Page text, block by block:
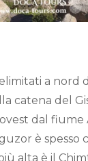
a nord
catena del
dal fiume
è spesso
alta è il